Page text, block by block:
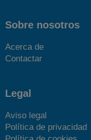
Sobre nosotros
Acerca de
Contactar
Legal
Aviso legal
Política de privacidad